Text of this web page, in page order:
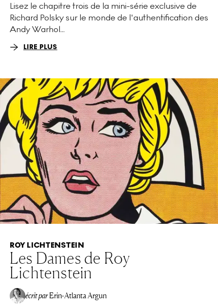
Lisez le chapitre trois de la mini-série exclusive de
Richard Polsky sur le monde de l'authentification des
Andy Warhol...
LIRE PLUS
ROY LICHTENSTEIN
Les Dames de Roy
Lichtenstein
écrit par Erin-Atlanta Argun